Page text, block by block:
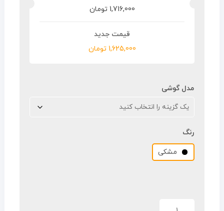
1,716,000 تومان
1,625,000 تومان
مدل گوشی
رنگ
مشکی